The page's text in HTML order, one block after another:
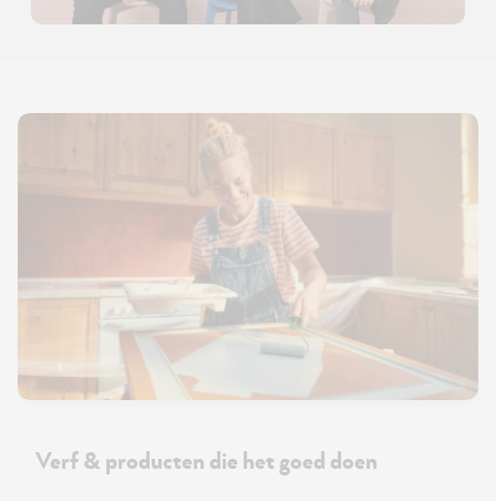
Verf & producten die het goed doen